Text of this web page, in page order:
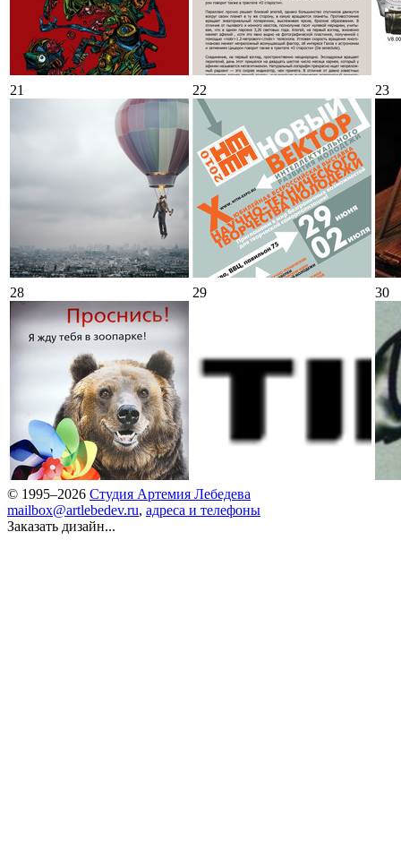
21 22 23
28 29 30
© 1995–2026 Студия Артемия Лебедева
mailbox@artlebedev.ru, адреса и телефоны
Заказать дизайн...